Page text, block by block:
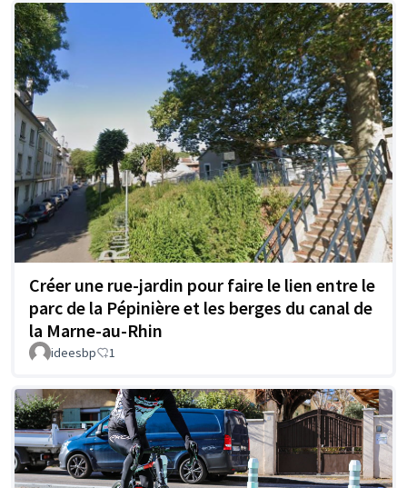
Créer une rue-jardin pour faire le lien entre le
parc de la Pépinière et les berges du canal de
la Marne-au-Rhin
ideesbp 1